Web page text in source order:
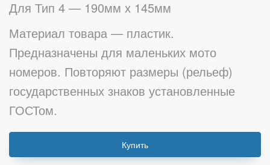
Для Тип 4 — 190мм х 145мм
Материал товара — пластик.
Предназначены для маленьких мото
номеров. Повторяют размеры (рельеф)
государственных знаков установленные
ГОСТом.
Купить